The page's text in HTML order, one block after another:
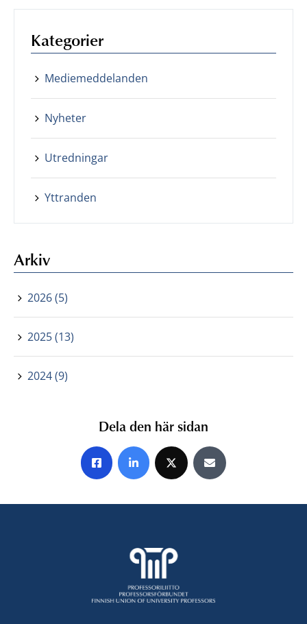
Kategorier
Mediemeddelanden
Nyheter
Utredningar
Yttranden
Arkiv
2026 (5)
2025 (13)
2024 (9)
Dela den här sidan
Share on Facebook
Share on LinkedIn
Share on XShare by E-mail